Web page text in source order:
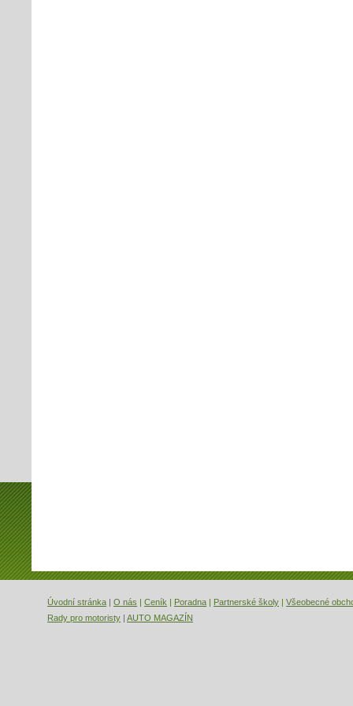
Úvodní stránka | O nás | Ceník | Poradna | Partnerské školy | Všeobecné
Rady pro motoristy | AUTO MAGAZÍN